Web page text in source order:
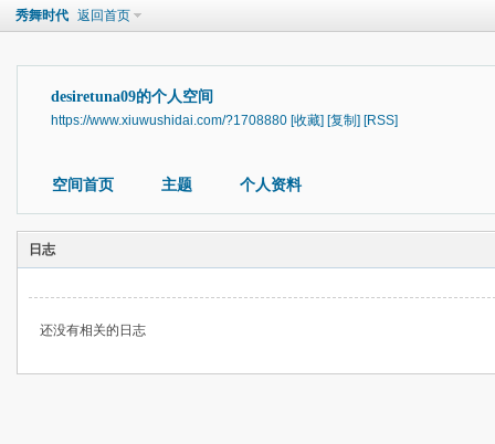
秀舞时代 返回首页
desiretuna09的个人空间
https://www.xiuwushidai.com/?1708880 [收藏] [复制] [RSS]
空间首页 主题 个人资料
日志
还没有相关的日志